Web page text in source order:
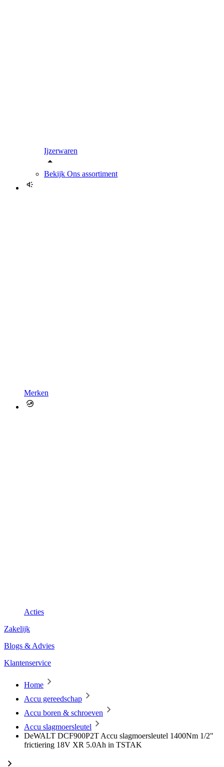
Ijzerwaren
Bekijk Ons assortiment
Merken
Acties
Zakelijk
Blogs & Advies
Klantenservice
Home
Accu gereedschap
Accu boren & schroeven
Accu slagmoersleutel
DeWALT DCF900P2T Accu slagmoersleutel 1400Nm 1/2"
frictiering 18V XR 5.0Ah in TSTAK